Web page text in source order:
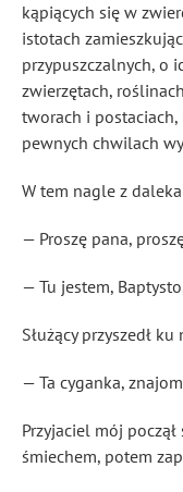
kąpiących się w
istotach
przypuszczalnych, o
zwierzętach,
tworach i
pewnych chwilach
W tem nagle z
— Proszę pana,
— Tu jestem,
Służący przyszedł
— Ta cyganka,
Przyjaciel mój
śmiechem, potem